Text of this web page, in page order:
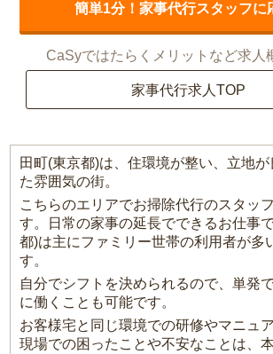
簡単1分！家事代行スタッフに
CaSyではたらくメリットなど求人
家事代行求人TOP
田町(東京都)は、住環境が整い、立地
た雰囲気の街。
こちらのエリアでお掃除代行のスタッ
す。日常の家事の延長でできるお仕事
都)は主にファミリー世帯の利用者が多
す。
自分でシフトを決められるので、単発
に働くことも可能です。
お客様宅と同じ環境での研修やマニュ
現場での困ったことや不安なことは、